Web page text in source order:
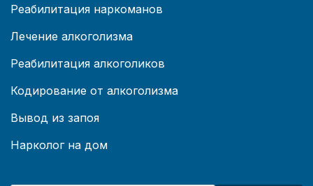
Реабилитация наркоманов
Лечение алкоголизма
Реабилитация алкоголиков
Кодирование от алкоголизма
Вывод из запоя
Нарколог на дом